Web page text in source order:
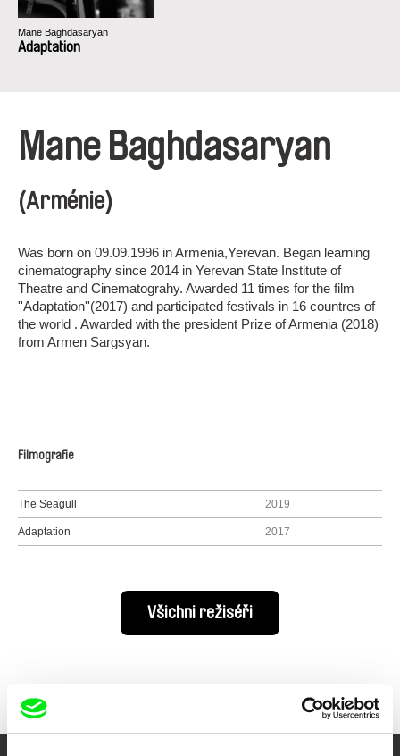
Mane Baghdasaryan
Adaptation
Mane Baghdasaryan
(Arménie)
Was born on 09.09.1996 in Armenia,Yerevan. Began learning
cinematography since 2014 in Yerevan State Institute of
Theatre and Cinematograhy. Awarded 11 times for the film
''Adaptation''(2017) and participated festivals in 16 countres of
the world . Awarded with the president Prize of Armenia (2018)
from Armen Sargsyan.
Filmografie
The Seagull 2019
Adaptation 2017
Všichni režiséři